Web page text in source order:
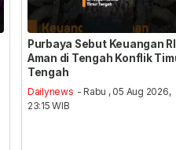
Purbaya Sebut Keuangan RI
Aman di Tengah Konflik
Tengah
Dailynews - Rabu , 05 Aug 2026,
23:15 WIB